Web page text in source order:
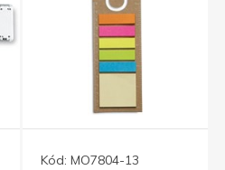
Kód: MO7804-13